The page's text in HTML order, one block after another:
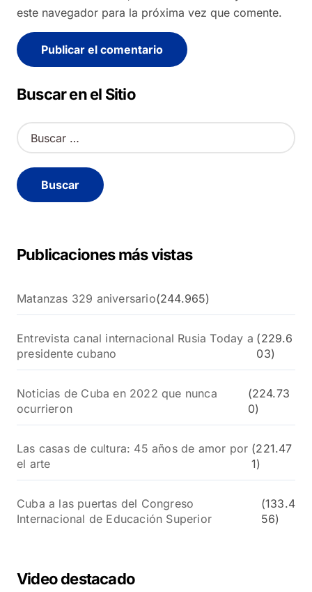
este navegador para la próxima vez que comente.
Alternative:
Buscar en el Sitio
B
u
c
a
Publicaciones más vistas
Matanzas 329 aniversario(244.965)
Entrevista canal internacional Rusia Today a
presidente cubano
(229.6
03)
Noticias de Cuba en 2022 que nunca
ocurrieron
(224.73
0)
Las casas de cultura: 45 años de amor por
el arte
(221.47
1)
Cuba a las puertas del Congreso
Internacional de Educación Superior
(133.4
56)
Video destacado